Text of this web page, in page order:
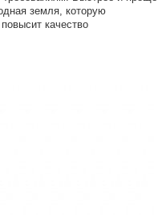
земля, которую
качество